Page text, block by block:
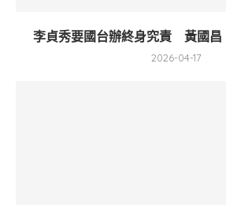
李貞秀要國台辦終身究責 黃國昌
2026-04-17